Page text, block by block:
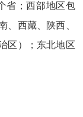
省；西部地区包
、西藏、陕西、
区）；东北地区